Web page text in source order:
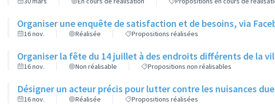
Organiser une enquête de satisfaction et de besoins, via
16 nov. Réalisée Propositions réalisées
Organiser la fête du 14 juillet à des endroits différents de la
16 nov. Non réalisable Propositions non réalisables
Désigner un acteur précis pour lutter contre les nuisances
16 nov. Réalisée Propositions réalisées